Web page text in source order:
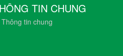
TIN CHUNG
Thông tin chung